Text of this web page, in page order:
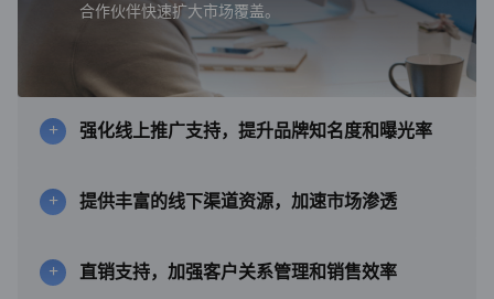
合作伙伴快速扩大市场覆盖。
强化线上推广支持，提升品牌知名度和曝光率
提供丰富的线下渠道资源，加速市场渗透
直销支持，加强客户关系管理和销售效率